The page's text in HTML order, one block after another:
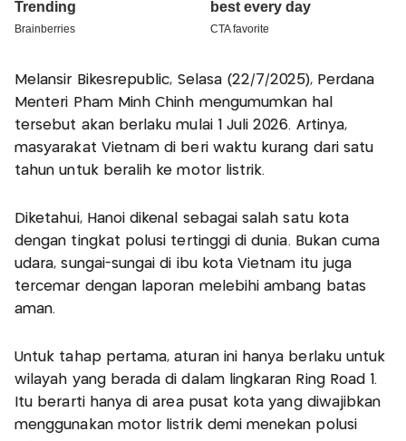
Melansir Bikesrepublic, Selasa (22/7/2025), Perdana
Menteri Pham Minh Chinh mengumumkan hal
tersebut akan berlaku mulai 1 Juli 2026. Artinya,
masyarakat Vietnam di beri waktu kurang dari satu
tahun untuk beralih ke motor listrik.
Diketahui, Hanoi dikenal sebagai salah satu kota
dengan tingkat polusi tertinggi di dunia. Bukan cuma
udara, sungai-sungai di ibu kota Vietnam itu juga
tercemar dengan laporan melebihi ambang batas
aman.
Untuk tahap pertama, aturan ini hanya berlaku untuk
wilayah yang berada di dalam lingkaran Ring Road 1.
Itu berarti hanya di area pusat kota yang diwajibkan
menggunakan motor listrik demi menekan polusi